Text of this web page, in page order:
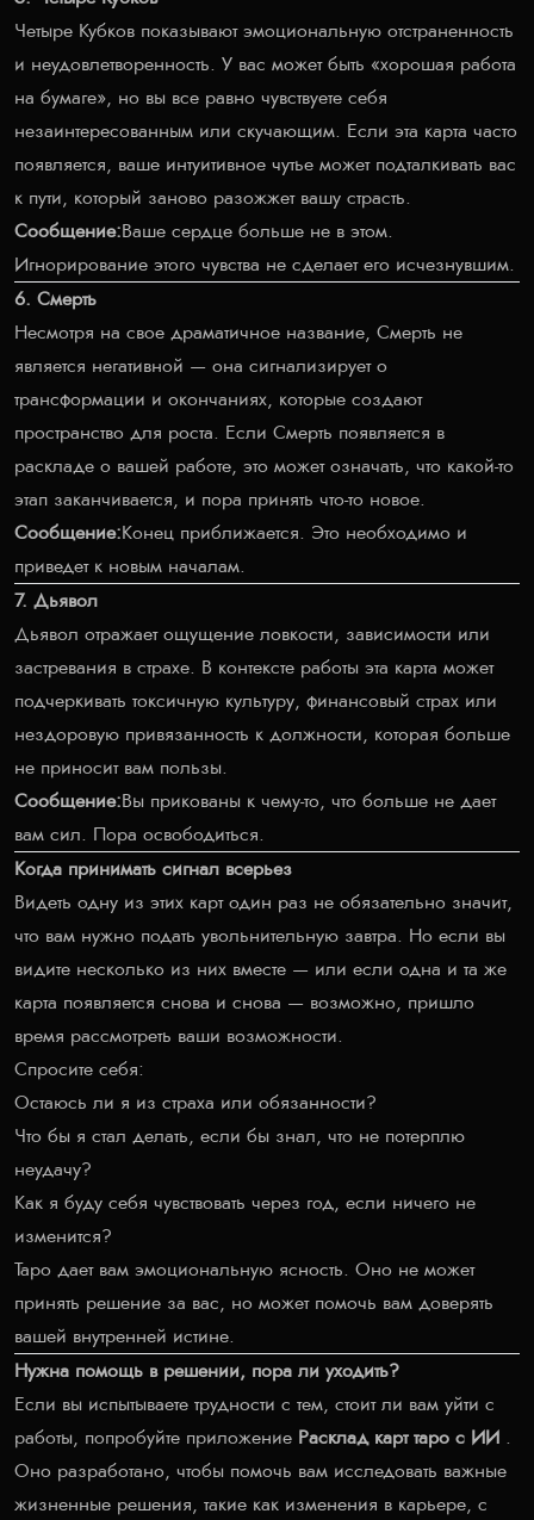
Четыре Кубков показывают эмоциональную отстраненность
и неудовлетворенность. У вас может быть «хорошая работа
на бумаге», но вы все равно чувствуете себя
незаинтересованным или скучающим. Если эта карта часто
появляется, ваше интуитивное чутье может подталкивать вас
к пути, который заново разожжет вашу страсть.
Сообщение:Ваше сердце больше не в этом.
Игнорирование этого чувства не сделает его исчезнувшим.
6. Смерть
Несмотря на свое драматичное название, Смерть не
является негативной — она сигнализирует о
трансформации и окончаниях, которые создают
пространство для роста. Если Смерть появляется в
раскладе о вашей работе, это может означать, что какой-то
этап заканчивается, и пора принять что-то новое.
Сообщение:Конец приближается. Это необходимо и
приведет к новым началам.
7. Дьявол
Дьявол отражает ощущение ловкости, зависимости или
застревания в страхе. В контексте работы эта карта может
подчеркивать токсичную культуру, финансовый страх или
нездоровую привязанность к должности, которая больше
не приносит вам пользы.
Сообщение:Вы прикованы к чему-то, что больше не дает
вам сил. Пора освободиться.
Когда принимать сигнал всерьез
Видеть одну из этих карт один раз не обязательно значит,
что вам нужно подать увольнительную завтра. Но если вы
видите несколько из них вместе — или если одна и та же
карта появляется снова и снова — возможно, пришло
время рассмотреть ваши возможности.
Спросите себя:
Остаюсь ли я из страха или обязанности?
Что бы я стал делать, если бы знал, что не потерплю
неудачу?
Как я буду себя чувствовать через год, если ничего не
изменится?
Таро дает вам эмоциональную ясность. Оно не может
принять решение за вас, но может помочь вам доверять
вашей внутренней истине.
Нужна помощь в решении, пора ли уходить?
Если вы испытываете трудности с тем, стоит ли вам уйти с
работы, попробуйте приложение Расклад карт таро с ИИ .
Оно разработано, чтобы помочь вам исследовать важные
жизненные решения, такие как изменения в карьере, с